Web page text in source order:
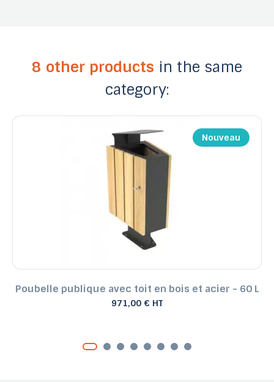
8 other products in the same
category:
Poubelle publique avec toit en bois et acier - 60 L
971,00 € HT
Nouveau